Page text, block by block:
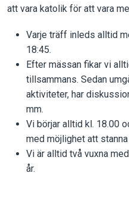
att vara katolik för att vara
Varje träff inleds alltid
18:45.
Efter mässan fikar vi
tillsammans. Sedan
aktiviteter, har
mm.
Vi börjar alltid kl. 18.00
med möjlighet att
Vi är alltid två vuxna
år.